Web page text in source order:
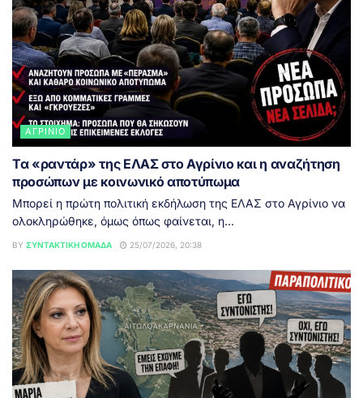
ΑΓΡΊΝΙΟ
Τα «ραντάρ» της ΕΛΑΣ στο Αγρίνιο και η αναζήτηση
προσώπων με κοινωνικό αποτύπωμα
Μπορεί η πρώτη πολιτική εκδήλωση της ΕΛΑΣ στο Αγρίνιο να
ολοκληρώθηκε, όμως όπως φαίνεται, η...
BY ΣΥΝΤΑΚΤΙΚΉ ΟΜΆΔΑ 25/07/2026, 20:38